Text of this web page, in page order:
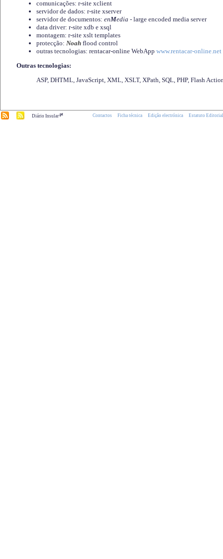
comunicações: r-site xclient
servidor de dados: r-site xserver
servidor de documentos: enMedia - large encoded media server
data driver: r-site xdb e xsql
montagem: r-site xslt templates
protecção: Noah flood control
outras tecnologias: rentacar-online WebApp www.rentacar-online.net
Outras tecnologias:
ASP, DHTML, JavaScript, XML, XSLT, XPath, SQL, PHP, Flash
Diário Insular.pt Contactos Ficha técnica Edição electrónica Estatuto Editorial